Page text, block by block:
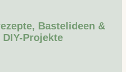
Bastelideen &
DIY-Projekte